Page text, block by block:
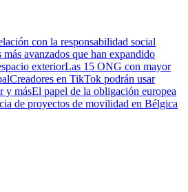
con la responsabilidad social
más avanzados que han expandido
exteriorLas 15 ONG con mayor
Creadores en TikTok podrán usar
y másEl papel de la obligación europea
de proyectos de movilidad en Bélgica